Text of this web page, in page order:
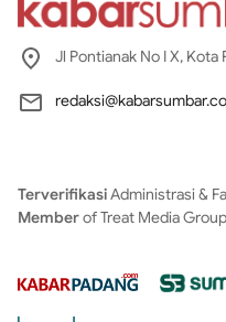
Jl Pontianak No I X, Kota
TerverifikasiAdministrasi &
Memberof Treat Media Group